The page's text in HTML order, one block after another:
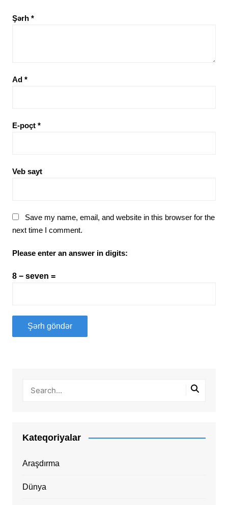
Şərh *
Ad *
E-poçt *
Veb sayt
Save my name, email, and website in this browser for the
next time I comment.
Please enter an answer in digits:
8 − seven =
Kateqoriyalar
Araşdırma
Dünya